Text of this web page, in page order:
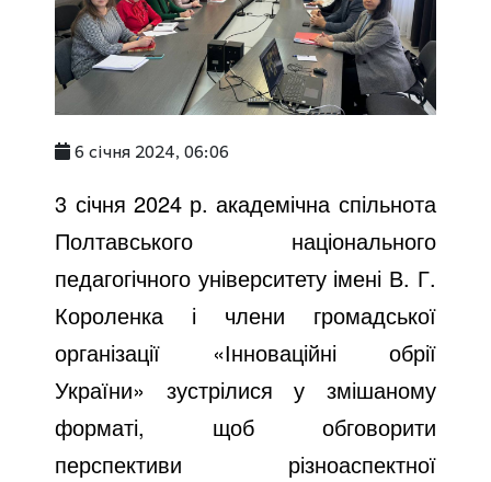
6 січня 2024, 06:06
3 січня 2024 р. академічна спільнота
Полтавського національного
педагогічного університету імені В. Г.
Короленка і члени громадської
організації «Інноваційні обрії
України» зустрілися у змішаному
форматі, щоб обговорити
перспективи різноаспектної